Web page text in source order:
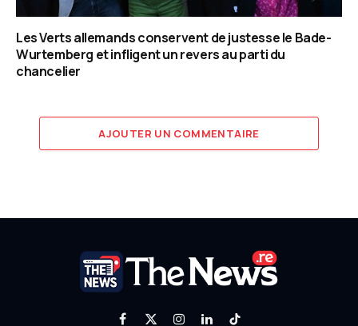
Les Verts allemands conservent de justesse le Bade-
Wurtemberg et infligent un revers au parti du
chancelier
AJOUTER UN COMMENTAIRE